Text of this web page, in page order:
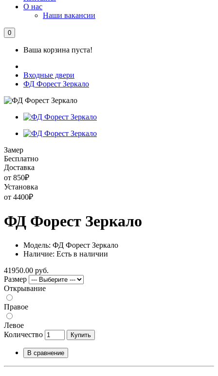
О нас
Наши вакансии
0
Ваша корзина пуста!
Входные двери
ФД Форест Зеркало
Замер
Бесплатно
Доставка
от 850₽
Установка
от 4400₽
ФД Форест Зеркало
Модель: ФД Форест Зеркало
Наличие: Есть в наличии
41950.00 руб.
Размер
Открывание
Правое
Левое
Количество
Купить
В сравнение